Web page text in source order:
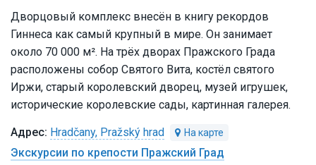
Дворцовый комплекс внесён в книгу рекордов
Гиннеса как самый крупный в мире. Он занимает
около 70 000 м². На трёх дворах Пражского Града
расположены собор Святого Вита, костёл святого
Иржи, старый королевский дворец, музей игрушек,
исторические королевские сады, картинная галерея.
Hradčany, Pražský hrad
Экскурсии по крепости Пражский Град